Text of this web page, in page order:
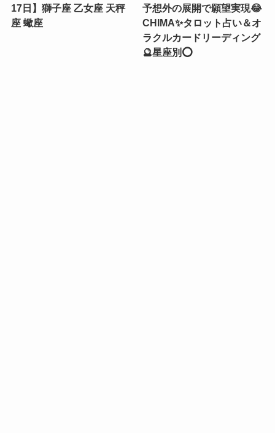
17日】獅子座 乙女座 天秤
座 蠍座
予想外の展開で願望実現😂
CHIMA✨タロット占い＆オ
ラクルカードリーディング
🔮星座別⭕